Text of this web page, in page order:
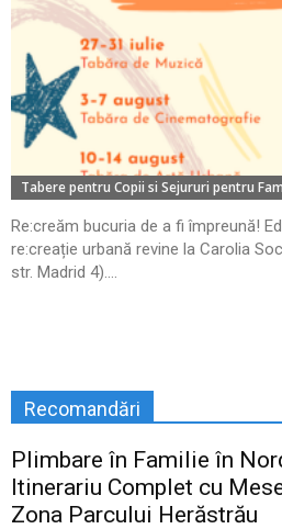
Tabere pentru Copii si Sejururi pentru
Re:creăm bucuria de a fi împreună!
re:creație urbană revine la Carolia
str. Madrid 4)....
Recomandări
Plimbare în Familie în
Itinerariu Complet cu
Zona Parcului Herăstrău